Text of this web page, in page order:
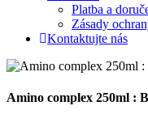
Platba a
Zásady
Kontaktujte nás
Amino complex 250ml :